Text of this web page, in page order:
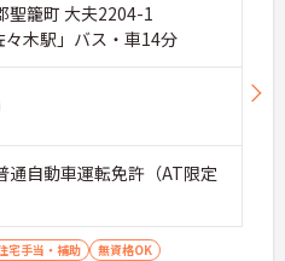
聖籠町 大夫2204-1
々木駅」バス・車14分
自動車運転免許（AT限定
宅手当・補助
無資格OK